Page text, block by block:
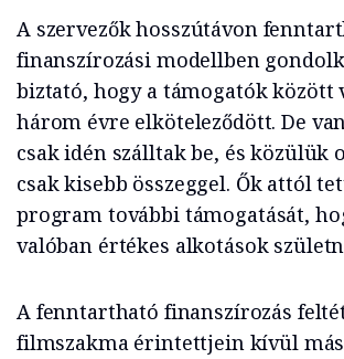
A szervezők hosszútávon
finanszírozási modellben
biztató, hogy a támogatók között
három évre elköteleződött. De
csak idén szálltak be, és közülük
csak kisebb összeggel. Ők attól
program további támogatását,
valóban értékes alkotások
A fenntartható finanszírozás
filmszakma érintettjein kívül